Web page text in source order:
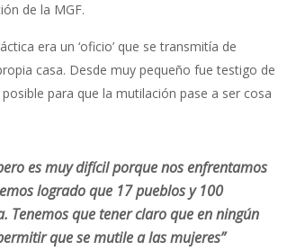
de la MGF.
era un ‘oficio’ que se transmitía de
casa. Desde muy pequeño fue testigo de
para que la mutilación pase a ser cosa
es muy difícil porque nos enfrentamos
logrado que 17 pueblos y 100
que tener claro que en ningún
que se mutile a las mujeres”